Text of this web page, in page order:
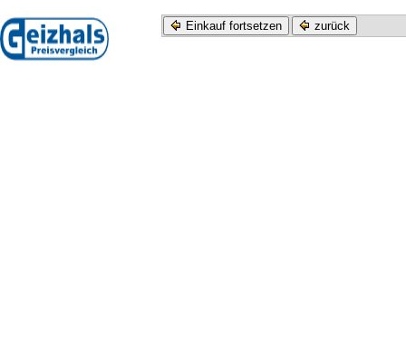
Einkauf fortsetzen zurück